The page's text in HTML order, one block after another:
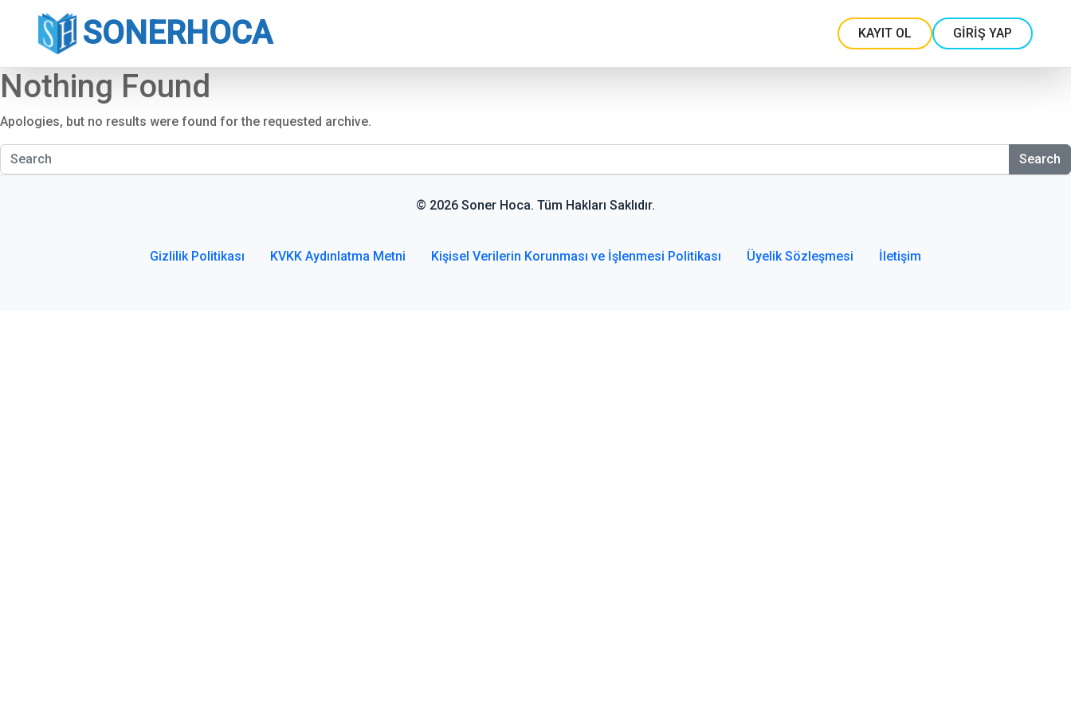
SONERHOCA KAYIT OL GİRİŞ YAP
Nothing Found
Apologies, but no results were found for the requested archive.
Search
© 2026 Soner Hoca. Tüm Hakları Saklıdır.
Gizlilik Politikası KVKK Aydınlatma Metni Kişisel Verilerin Korunması ve İşlenmesi Politikası Üyelik Sözleşmesi İletişim